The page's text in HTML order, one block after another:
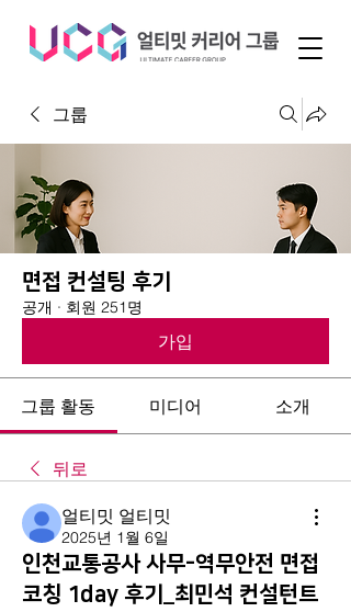
그룹
면접 컨설팅 후기
공개 · 회원 251명
가입
그룹 활동 미디어 소개
뒤로
얼티밋 얼티밋
2025년 1월 6일
인천교통공사 사무-역무안전 면접
코칭 1day 후기_최민석 컨설턴트